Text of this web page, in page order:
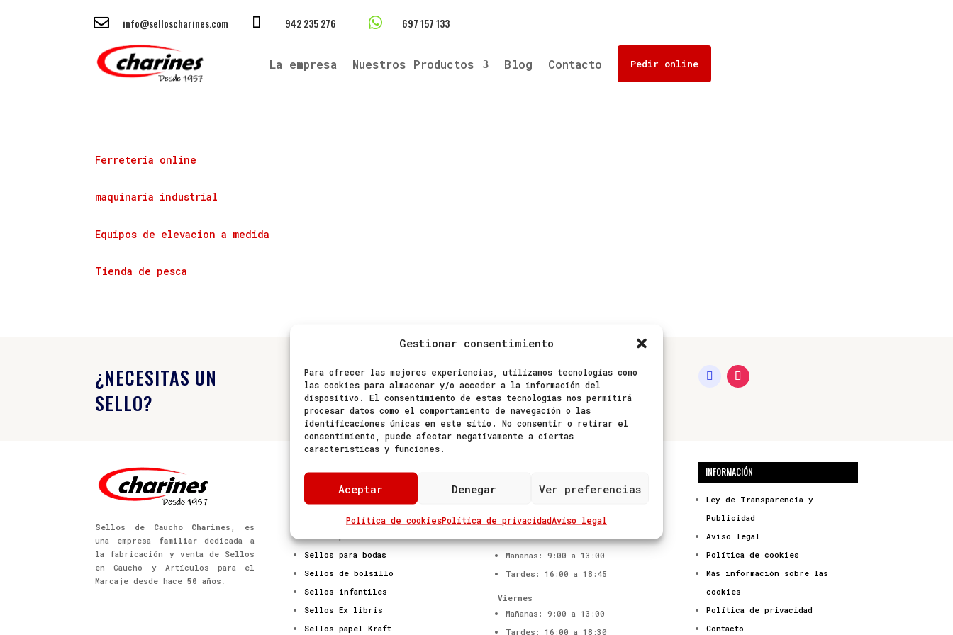
Gestionar consentimiento
Para ofrecer las mejores experiencias, utilizamos tecnologías como
las cookies para almacenar y/o acceder a la información del
dispositivo. El consentimiento de estas tecnologías nos permitirá
procesar datos como el comportamiento de navegación o las
identificaciones únicas en este sitio. No consentir o retirar el
consentimiento, puede afectar negativamente a ciertas
características y funciones.
Aceptar Denegar Ver preferencias
Política de cookiesPolítica de privacidadAviso legal
 info@selloscharines.com  942 235 276  697 157 133
La empresa Nuestros Productos Blog Contacto Pedir online
Ferreteria online
maquinaria industrial
Equipos de elevacion a medida
Tienda de pesca
¿NECESITAS UN
SELLO?
 INFO@SELLOSCHARINES.COM  942 235 276
 697 157 133
Sellos de Caucho Charines , es
una empresa familiardedicada a
la fabricación y venta de Sellos
en Caucho y Artículos para el
Marcaje desde hace50 años.
PRODUCTOS
Sellos personalizados
Sellos para empresas
Sellos para bodas
Sellos de bolsillo
Sellos infantiles
Sellos Ex libris
Sellos papel Kraft
C/ Cisneros nº 39 Bajo
Mañanas: 9:00 a 13:00
Tardes: 16:00 a 18:45
Viernes
Mañanas: 9:00 a 13:00
Tardes: 16:00 a 18:30
INFORMACIÓN
Ley de Transparencia y
Publicidad
Aviso legal
Política de cookies
Más información sobre las
cookies
Política de privacidad
Contacto